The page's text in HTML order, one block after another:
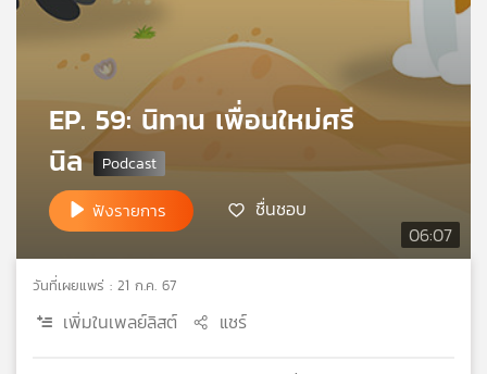
เครือ
06:07
EP. 59: นิทาน เพื่อนใหม่ศรี
นิล
ฟังรายการ ชื่นชอบ
วันที่เผยแพร่ : 21 ก.ค. 67
เพิ่มในเพลย์ลิสต์ แชร์